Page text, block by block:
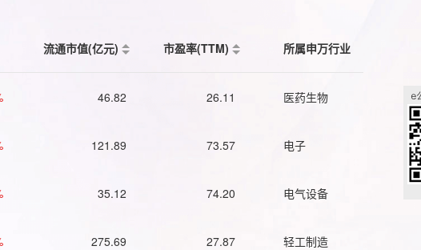
流通市值(亿元) 市盈率(TTM) 所属申万行业
46.82 26.11 医药生物
121.89 73.57 电子
35.12 74.20 电气设备
275.69 27.87 轻工制造